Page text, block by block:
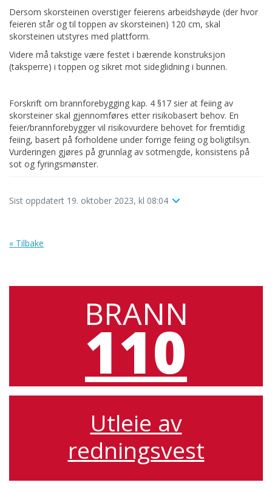
Dersom skorsteinen overstiger feierens arbeidshøyde (der hvor
feieren står og til toppen av skorsteinen) 120 cm, skal
skorsteinen utstyres med plattform.
Videre må takstige være festet i bærende konstruksjon
(taksperre) i toppen og sikret mot sideglidning i bunnen.
Forskrift om brannforebygging kap. 4 §17 sier at feiing av
skorsteiner skal gjennomføres etter risikobasert behov. En
feier/brannforebygger vil risikovurdere behovet for fremtidig
feiing, basert på forholdene under forrige feiing og boligtilsyn.
Vurderingen gjøres på grunnlag av sotmengde, konsistens på
sot og fyringsmønster.
Sist oppdatert 19. oktober 2023, kl 08:04
« Tilbake
BRANN
110
Utleie av
redningsvest